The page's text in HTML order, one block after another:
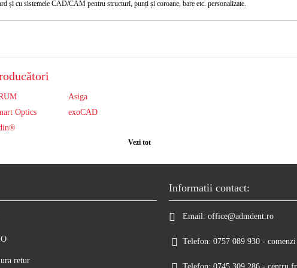
și cu sistemele CAD/CAM pentru structuri, punți și coroane, bare etc. personalizate.
Asiga
Optics
exoCAD
Vezi tot
retur
Informatii contact:
Email: office@admdent.ro
Telefon: 0757 089 930 -